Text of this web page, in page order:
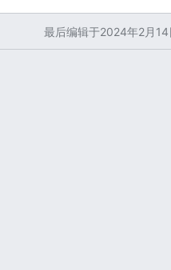
最后编辑于2024年2月